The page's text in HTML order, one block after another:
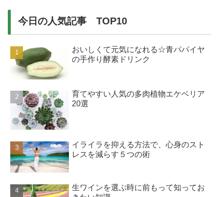
今日の人気記事 TOP10
おいしくて元気になれる☆青パパイヤ
の手作り酵素ドリンク
育てやすい人気の多肉植物エケベリア
20選
イライラを抑える方法で、心身のスト
レスを減らす５つの術
生ワインを選ぶ時に前もって知ってお